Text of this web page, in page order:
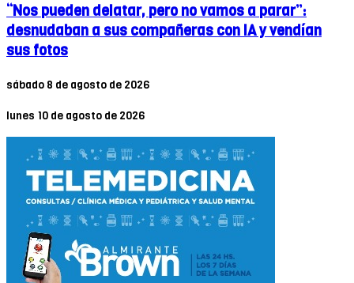
“Nos pueden delatar, pero no vamos a parar”:
desnudaban a sus compañeras con IA y vendían
sus fotos
sábado 8 de agosto de 2026
lunes 10 de agosto de 2026